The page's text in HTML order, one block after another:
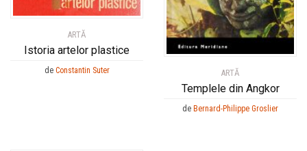
ARTĂ
Istoria artelor plastice
de Constantin Suter ARTĂ
Templele din Angkor
de Bernard-Philippe Groslier